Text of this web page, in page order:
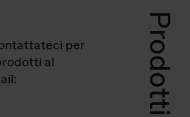
Prodotti
per
al